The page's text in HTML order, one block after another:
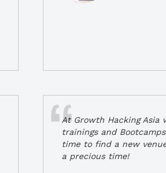
At Growth Hacking Asia
trainings and
time to find a new
a precious time!